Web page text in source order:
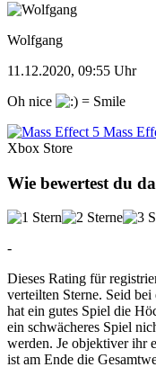
Wolfgang
11.12.2020, 09:55 Uhr
Oh nice
Mass
Xbox Store
Wie bewertest du
-
Dieses Rating für
verteilten Sterne. Seid
hat ein gutes Spiel die
ein schwächeres Spiel
werden. Je objektiver ihr
ist am Ende die